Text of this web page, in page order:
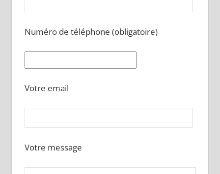
Numéro de téléphone (obligatoire)
Votre email
Votre message